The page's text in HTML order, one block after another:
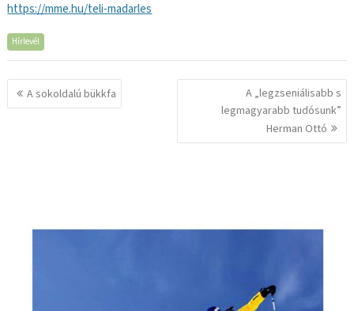
https://mme.hu/teli-madarles
Hírlevél
Bejegyzés
navigáció
A sokoldalú bükkfa
A „legzseniálisabb s
legmagyarabb tudósunk”
Herman Ottó